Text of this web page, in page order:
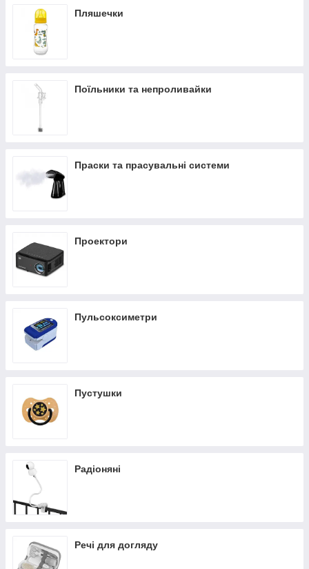
Пляшечки
Поїльники та непроливайки
Праски та прасувальні системи
Проектори
Пульсоксиметри
Пустушки
Радіоняні
Речі для догляду